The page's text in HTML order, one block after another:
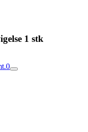
1 stk
0